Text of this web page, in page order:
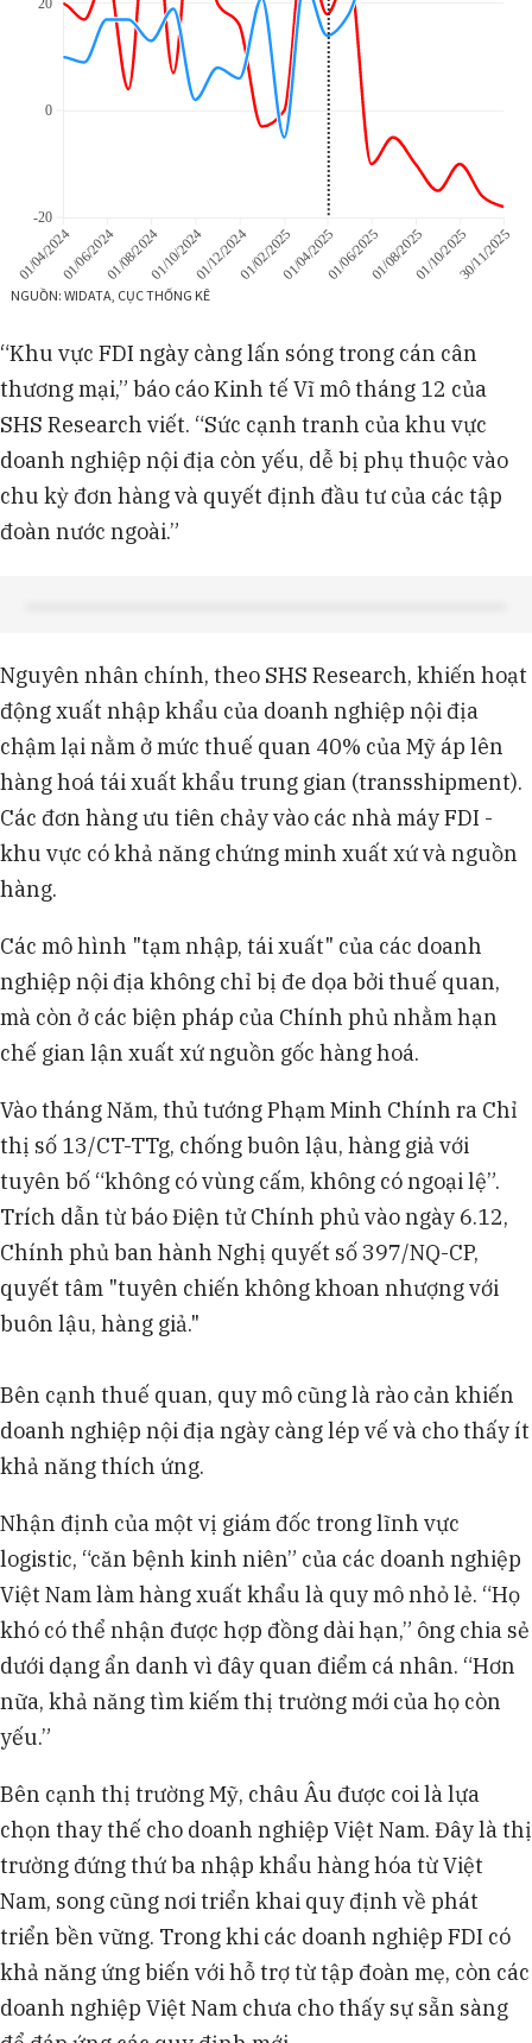
“Khu vực FDI ngày càng lấn sóng trong cán cân
thương mại,” báo cáo Kinh tế Vĩ mô tháng 12 của
SHS Research viết. “Sức cạnh tranh của khu vực
doanh nghiệp nội địa còn yếu, dễ bị phụ thuộc vào
chu kỳ đơn hàng và quyết định đầu tư của các tập
đoàn nước ngoài.”
Nguyên nhân chính, theo SHS Research, khiến hoạt
động xuất nhập khẩu của doanh nghiệp nội địa
chậm lại nằm ở mức thuế quan 40% của Mỹ áp lên
hàng hoá tái xuất khẩu trung gian (transshipment).
Các đơn hàng ưu tiên chảy vào các nhà máy FDI -
khu vực có khả năng chứng minh xuất xứ và nguồn
hàng.
Các mô hình "tạm nhập, tái xuất" của các doanh
nghiệp nội địa không chỉ bị đe dọa bởi thuế quan,
mà còn ở các biện pháp của Chính phủ nhằm hạn
chế gian lận xuất xứ nguồn gốc hàng hoá.
Vào tháng Năm, thủ tướng Phạm Minh Chính ra Chỉ
thị số 13/CT-TTg, chống buôn lậu, hàng giả với
tuyên bố “không có vùng cấm, không có ngoại lệ”.
Trích dẫn từ báo Điện tử Chính phủ vào ngày 6.12,
Chính phủ ban hành Nghị quyết số 397/NQ-CP,
quyết tâm "tuyên chiến không khoan nhượng với
buôn lậu, hàng giả."
Bên cạnh thuế quan, quy mô cũng là rào cản khiến
doanh nghiệp nội địa ngày càng lép vế và cho thấy ít
khả năng thích ứng.
Nhận định của một vị giám đốc trong lĩnh vực
logistic, “căn bệnh kinh niên” của các doanh nghiệp
Việt Nam làm hàng xuất khẩu là quy mô nhỏ lẻ. “Họ
khó có thể nhận được hợp đồng dài hạn,” ông chia sẻ
dưới dạng ẩn danh vì đây quan điểm cá nhân. “Hơn
nữa, khả năng tìm kiếm thị trường mới của họ còn
yếu.”
Bên cạnh thị trường Mỹ, châu Âu được coi là lựa
chọn thay thế cho doanh nghiệp Việt Nam. Đây là thị
trường đứng thứ ba nhập khẩu hàng hóa từ Việt
Nam, song cũng nơi triển khai quy định về phát
triển bền vững. Trong khi các doanh nghiệp FDI có
khả năng ứng biến với hỗ trợ từ tập đoàn mẹ, còn các
doanh nghiệp Việt Nam chưa cho thấy sự sẵn sàng